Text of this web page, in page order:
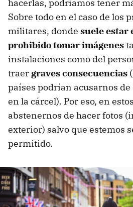
hacerlas, podríamos tener
Sobre todo en el caso de los
militares, donde suele estar
prohibido tomar imágenes
instalaciones como del
traer graves consecuencias
países podrían acusarnos
en la cárcel). Por eso, en
abstenernos de hacer fotos
exterior) salvo que estemos
permitido.